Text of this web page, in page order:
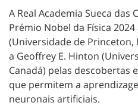
A Real Academia Sueca
Prémio Nobel da Física 2024
(Universidade de Princeton,
a Geoffrey E. Hinton
Canadá) pelas descobertas
que permitem a
neuronais artificiais.